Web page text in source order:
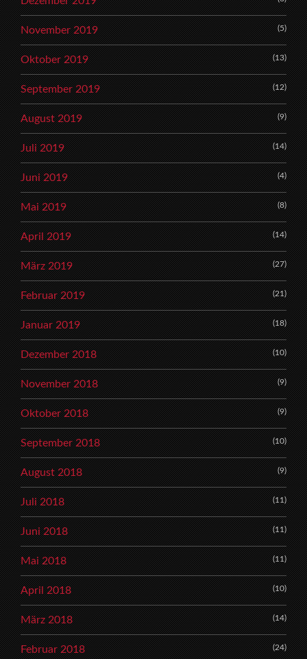
November 2019 (5)
Oktober 2019 (13)
September 2019 (12)
August 2019 (9)
Juli 2019 (14)
Juni 2019 (4)
Mai 2019 (8)
April 2019 (14)
März 2019 (27)
Februar 2019 (21)
Januar 2019 (18)
Dezember 2018 (10)
November 2018 (9)
Oktober 2018 (9)
September 2018 (10)
August 2018 (9)
Juli 2018 (11)
Juni 2018 (11)
Mai 2018 (11)
April 2018 (10)
März 2018 (14)
Februar 2018 (24)